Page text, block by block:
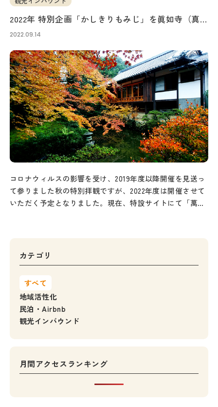
2022年 特別企画「かしきりもみじ」を眞如寺（真
如寺）で開催！
2022.09.14
コロナウィルスの影響を受け、2019年度以降開催を見送っ
て参りました秋の特別拝観ですが、2022年度は開催させて
いただく予定となりました。現在、特設サイトにて「萬年
カテゴリ
すべて
地域活性化
民泊・Airbnb
観光インバウンド
月間アクセスランキング